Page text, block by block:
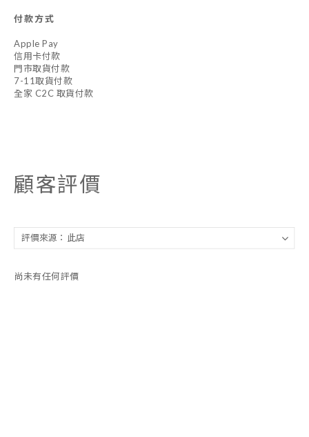
付款方式
Apple Pay
信用卡付款
門市取貨付款
7-11取貨付款
全家 C2C 取貨付款
顧客評價
尚未有任何評價